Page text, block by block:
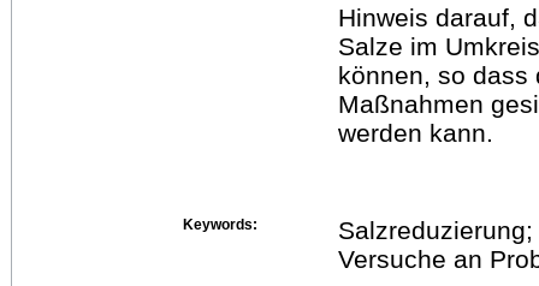
Hinweis darauf,
Salze im
können, so dass
Maßnahmen
werden kann.
Keywords:
Versuche an